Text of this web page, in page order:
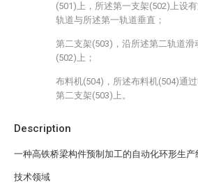
Description
一种高铁桥梁构件预制加工的自动化环形生产
技术领域
(501)上，所述第一支架(502)上设
轨道与所述第一轨道垂直；
第二支架(503)，沿所述第二轨道滑
(502)上；
布料机(504)，所述布料机(504)通
第二支架(503)上。